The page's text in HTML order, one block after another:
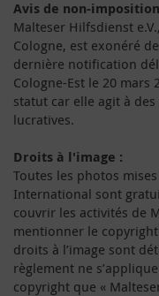
Avis de non-
Malteser Hilfsdienst
Cologne, est exonéré
dernière notification
Cologne-Est le 20 mars
statut car elle agit à
lucratives.
Droits à l'image :
Toutes les photos
International sont
couvrir les activités de
mentionner le
droits à l’image sont
règlement ne
copyright que «